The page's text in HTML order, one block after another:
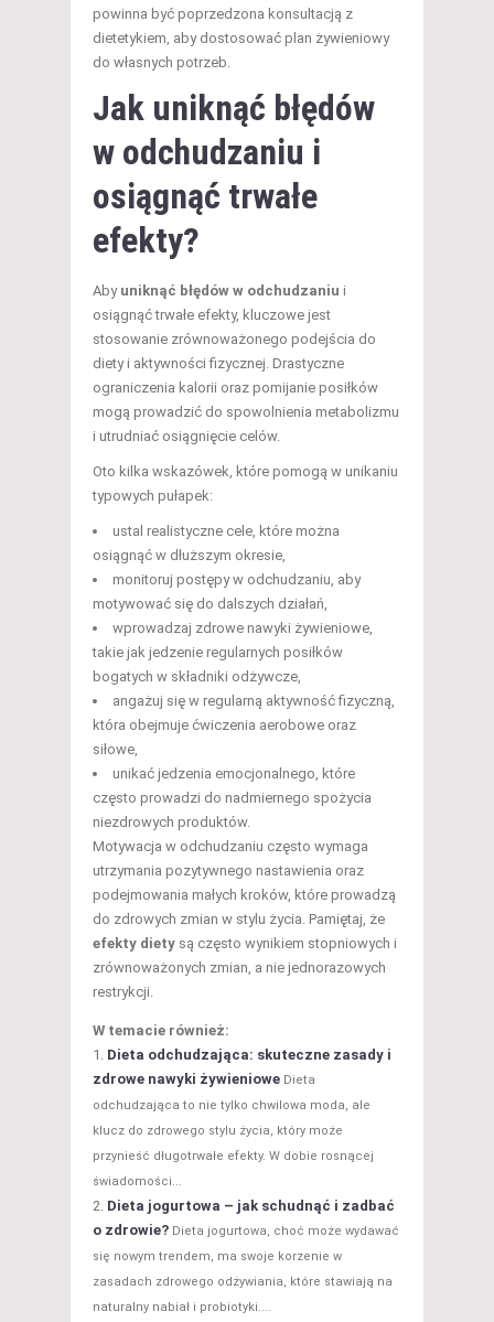
powinna być poprzedzona konsultacją z
dietetykiem, aby dostosować plan żywieniowy
do własnych potrzeb.
Jak uniknąć błędów
w odchudzaniu i
osiągnąć trwałe
efekty?
Aby uniknąć błędów w odchudzaniu i
osiągnąć trwałe efekty, kluczowe jest
stosowanie zrównoważonego podejścia do
diety i aktywności fizycznej. Drastyczne
ograniczenia kalorii oraz pomijanie posiłków
mogą prowadzić do spowolnienia metabolizmu
i utrudniać osiągnięcie celów.
Oto kilka wskazówek, które pomogą w unikaniu
typowych pułapek:
ustal realistyczne cele, które można
osiągnąć w dłuższym okresie,
monitoruj postępy w odchudzaniu, aby
motywować się do dalszych działań,
wprowadzaj zdrowe nawyki żywieniowe,
takie jak jedzenie regularnych posiłków
bogatych w składniki odżywcze,
angażuj się w regularną aktywność fizyczną,
która obejmuje ćwiczenia aerobowe oraz
siłowe,
unikać jedzenia emocjonalnego, które
często prowadzi do nadmiernego spożycia
niezdrowych produktów.
Motywacja w odchudzaniu często wymaga
utrzymania pozytywnego nastawienia oraz
podejmowania małych kroków, które prowadzą
do zdrowych zmian w stylu życia. Pamiętaj, że
efekty diety są często wynikiem stopniowych i
zrównoważonych zmian, a nie jednorazowych
restrykcji.
W temacie również:
Dieta odchudzająca: skuteczne zasady i
zdrowe nawyki żywieniowe Dieta
odchudzająca to nie tylko chwilowa moda, ale
klucz do zdrowego stylu życia, który może
przynieść długotrwałe efekty. W dobie rosnącej
świadomości...
Dieta jogurtowa – jak schudnąć i zadbać
o zdrowie? Dieta jogurtowa, choć może wydawać
się nowym trendem, ma swoje korzenie w
zasadach zdrowego odżywiania, które stawiają na
naturalny nabiał i probiotyki....